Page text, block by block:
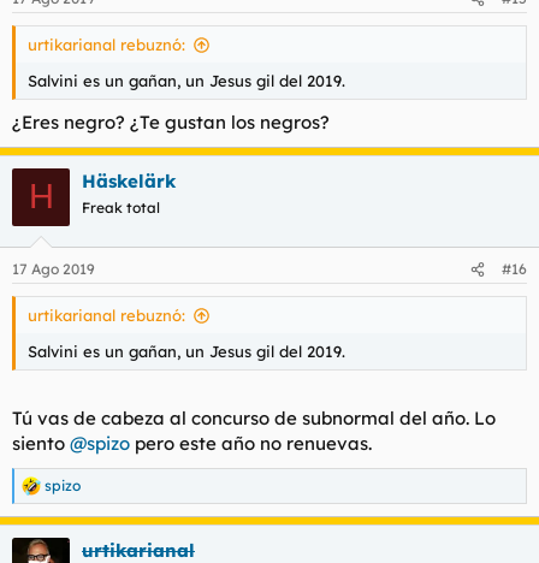
e
s
urtikarianal rebuznó:
Salvini es un gañan, un Jesus gil del 2019.
¿Eres negro? ¿Te gustan los negros?
H Häskelärk
Freak total
17 Ago 2019 #16
urtikarianal rebuznó:
Salvini es un gañan, un Jesus gil del 2019.
Tú vas de cabeza al concurso de subnormal del año. Lo
siento @spizo pero este año no renuevas.
R
e
a
c
spizo
urtikarianal